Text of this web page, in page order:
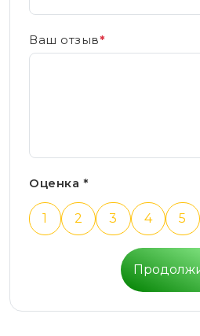
Ваш отзыв*
Оценка *
1 2 3 4 5